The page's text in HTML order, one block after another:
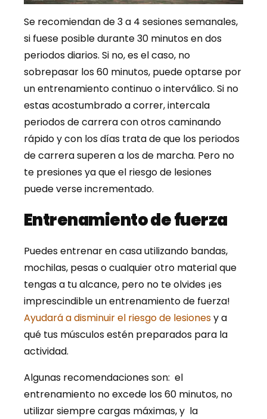
Se recomiendan de 3 a 4 sesiones semanales,
si fuese posible durante 30 minutos en dos
periodos diarios. Si no, es el caso, no
sobrepasar los 60 minutos, puede optarse por
un entrenamiento continuo o interválico. Si no
estas acostumbrado a correr, intercala
periodos de carrera con otros caminando
rápido y con los días trata de que los periodos
de carrera superen a los de marcha. Pero no
te presiones ya que el riesgo de lesiones
puede verse incrementado.
Entrenamiento de fuerza
Puedes entrenar en casa utilizando bandas,
mochilas, pesas o cualquier otro material que
tengas a tu alcance, pero no te olvides ¡es
imprescindible un entrenamiento de fuerza!
Ayudará a disminuir el riesgo de lesionesy a
qué tus músculos estén preparados para la
actividad.
Algunas recomendaciones son: el
entrenamiento no excede los 60 minutos, no
utilizar siempre cargas máximas, y la